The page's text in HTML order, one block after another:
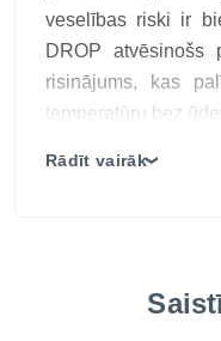
veselības riski ir
DROP atvēsinošs
risinājums, kas
temperatūru bez
nepieciešams
Rādīt vairāk❯